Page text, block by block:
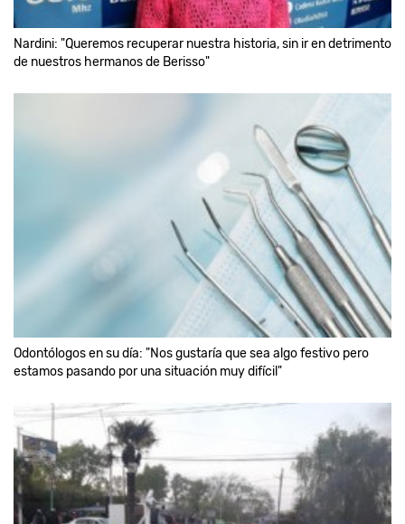
Nardini: "Queremos recuperar nuestra historia, sin ir en detrimento
de nuestros hermanos de Berisso"
Odontólogos en su día: "Nos gustaría que sea algo festivo pero
estamos pasando por una situación muy difícil"